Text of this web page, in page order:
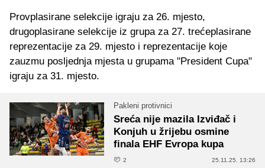
Provplasirane selekcije igraju za 26. mjesto,
drugoplasirane selekcije iz grupa za 27. trećeplasirane
reprezentacije za 29. mjesto i reprezentacije koje
zauzmu posljednja mjesta u grupama "President Cupa"
igraju za 31. mjesto.
Pakleni protivnici
Sreća nije mazila Izviđač i
Konjuh u žrijebu osmine
finala EHF Evropa kupa
2 25.11.25. 13:26